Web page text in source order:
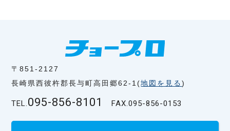
〒851-2127
長崎県西彼杵郡長与町高田郷62-1(地図を見る)
TEL.095-856-8101 FAX.095-856-0153